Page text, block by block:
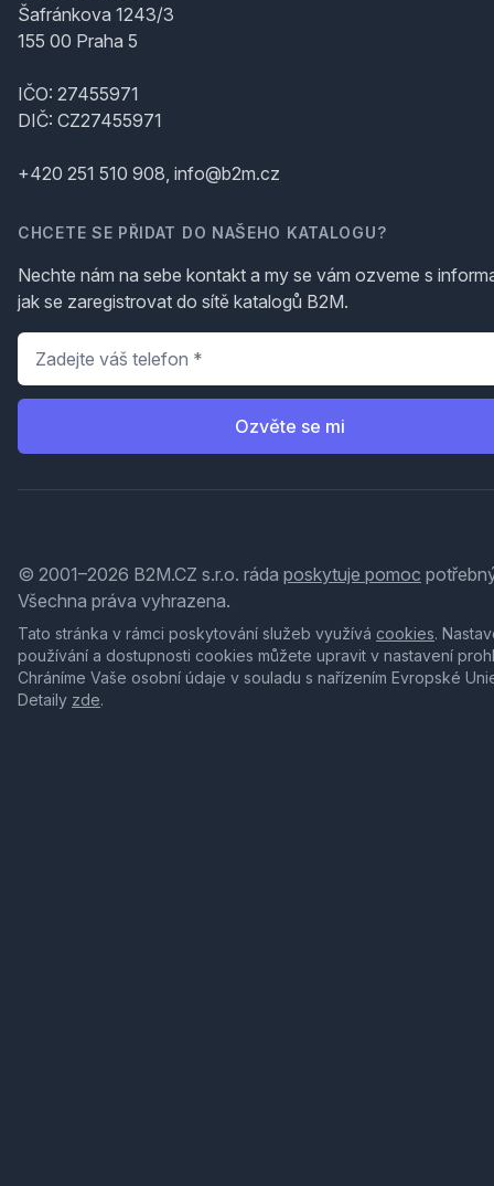
Šafránkova 1243/3
155 00 Praha 5
IČO: 27455971
DIČ: CZ27455971
+420 251 510 908, info@b2m.cz
CHCETE SE PŘIDAT DO NAŠEHO KATALOGU?
Nechte nám na sebe kontakt a my se vám ozveme s
jak se zaregistrovat do sítě katalogů B2M.
Telefon
Ozvěte se mi
© 2001–2026 B2M.CZ s.r.o. ráda poskytuje pomoc
Všechna práva vyhrazena.
Tato stránka v rámci poskytování služeb využívá cookies.
používání a dostupnosti cookies můžete upravit v nastavení
Chráníme Vaše osobní údaje v souladu s nařízením Evropské
Detaily zde.